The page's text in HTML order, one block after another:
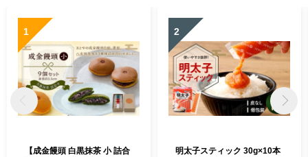
1
【成金饅頭 白黒抹茶 小 詰合
2
明太子スティック 30g×10本